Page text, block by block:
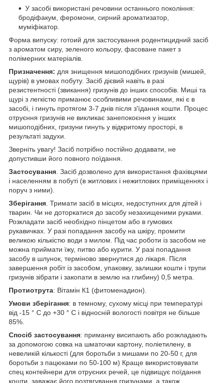
У засобі використані речовини останнього покоління:
бродіфакум, феромони, сирний ароматизатор,
муміфікатор.
Форма випуску: готоий для застосування родентицидний засіб
з ароматом сиру, зеленого кольору, фасоване пакет з
полімерних матеріалів.
Призначення: для знищення мишоподібних гризунів (мишей,
щурів) в умовах побуту. Засіб дієвий навіть в разі
резистентності (звикання) гризунів до інших способів. Миші та
щурі з легкістю приманює особливими речовинами, які є в
засобі, і гинуть протягом 3-7 днів після з'їдання кошти. Процес
отруєння гризунів не викликає занепокоєння у інших
мишоподібних, гризуни гинуть у відкритому просторі, в
результаті задухи.
Зверніть увагу! Засіб потрібно постійно додавати, не
допустивши його повного поїдання.
Застосування. Засіб дозволено для використання фахівцями
і населенням в побуті (в житлових і нежитлових приміщеннях і
поруч з ними).
Зберігання. Тримати засіб в місцях, недоступних для дітей і
тварин. Чи не доторкатися до засобу незахищеними руками.
Розкладати засіб необхідно пінцетом або в гумових
рукавичках. У разі попадання засобу на шкіру, промити
великою кількістю води з милом. Під час роботи із засобом не
можна приймати їжу, питво або курити. У разі попадання
засобу в шлунок, терміново звернутися до лікаря. Після
завершення робіт із засобом, упаковку, залишки кошти і трупи
гризунів зібрати і закопати в землю на глибину) 0,5 метра.
Протиотрута: Вітамін К1 (фитоменадион).
Умови зберігання: в темному, сухому місці при температурі
від -15 ° С до +30 ° С і відносній вологості повітря не більше
85%.
Спосіб застосування: приманку висипають або розкладають
за допомогою совка на шматочки картону, поліетилену, в
невеликій кількості (для боротьби з мишами по 20-50 г, для
боротьби з пацюками по 50-100 м) Краще використовувати
спец контейнери для отруєних речей, це підвищує поїдання
кошти, заважає його розтягування гризунами, а також